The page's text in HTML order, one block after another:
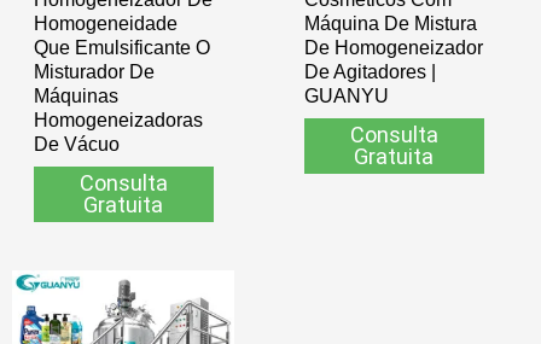
Homogeneidade
Que Emulsificante O
Misturador De
Máquinas
Homogeneizadoras
De Vácuo
Consulta
Gratuita
Máquina De Mistura
De Homogeneizador
De Agitadores |
GUANYU
Consulta
Gratuita